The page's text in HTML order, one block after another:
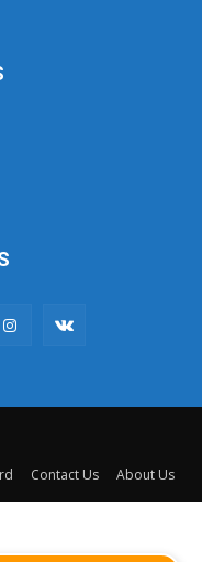
Contact Us About Us